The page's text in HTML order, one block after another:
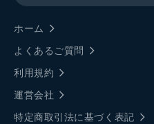
ホーム
よくあるご質問
利用規約
運営会社
特定商取引法に基づく表記